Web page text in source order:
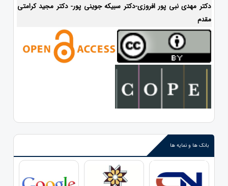
دکتر مهدی نبی پور افروزی-دکتر سبیکه جوینی پور- دکتر مجید کرامتی
مقدم
بانک ها و نمایه ها